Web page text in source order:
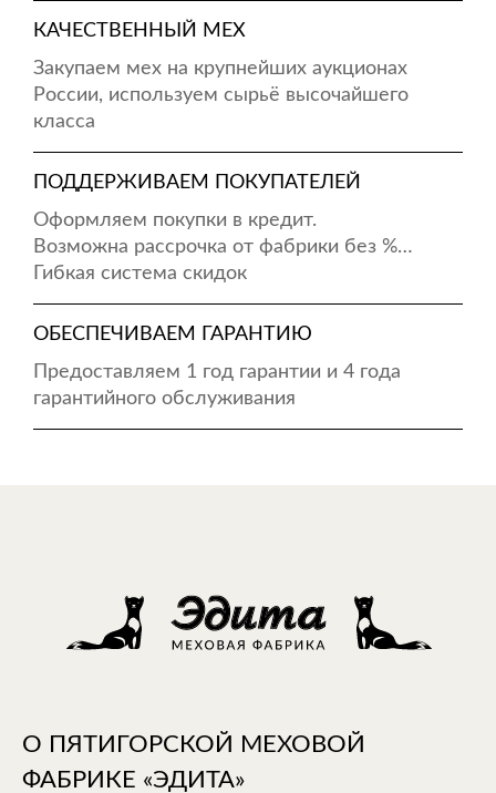
КАЧЕСТВЕННЫЙ МЕХ
Закупаем мех на крупнейших аукционах
России, используем сырьё высочайшего
класса
ПОДДЕРЖИВАЕМ ПОКУПАТЕЛЕЙ
Оформляем покупки в кредит.
Возможна рассрочка от фабрики без %…
Гибкая система скидок
ОБЕСПЕЧИВАЕМ ГАРАНТИЮ
Предоставляем 1 год гарантии и 4 года
гарантийного обслуживания
О ПЯТИГОРСКОЙ МЕХОВОЙ
ФАБРИКЕ «ЭДИТА»